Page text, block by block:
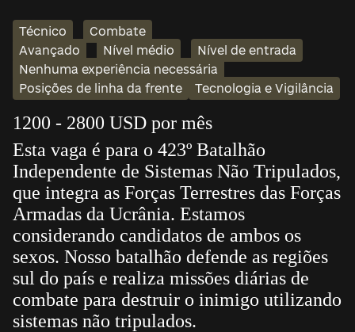
Técnico
Combate
Avançado
Nível médio
Nível de entrada
Nenhuma experiência necessária
Posições de linha da frente
Tecnologia e Vigilância
1200 - 2800 USD por mês
Esta vaga é para o 423º Batalhão
Independente de Sistemas Não Tripulados,
que integra as Forças Terrestres das Forças
Armadas da Ucrânia. Estamos
considerando candidatos de ambos os
sexos. Nosso batalhão defende as regiões
sul do país e realiza missões diárias de
combate para destruir o inimigo utilizando
sistemas não tripulados.